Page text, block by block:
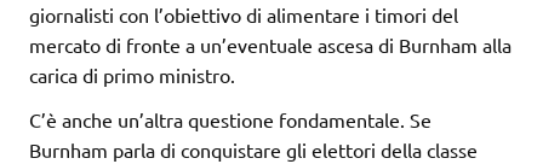
giornalisti con l’obiettivo di alimentare i timori del
mercato di fronte a un’eventuale ascesa di Burnham alla
carica di primo ministro.
C’è anche un’altra questione fondamentale. Se
Burnham parla di conquistare gli elettori della classe